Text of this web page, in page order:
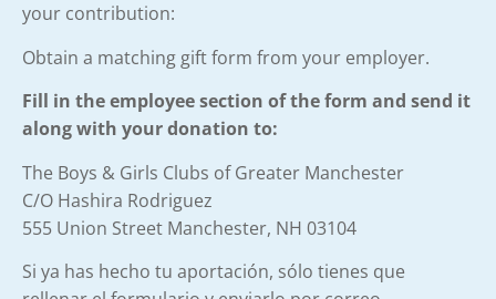
your contribution:
Obtain a matching gift form from your employer.
Fill in the employee section of the form and send it
along with your donation to:
The Boys & Girls Clubs of Greater Manchester
C/O Hashira Rodriguez
555 Union Street Manchester, NH 03104
Si ya has hecho tu aportación, sólo tienes que